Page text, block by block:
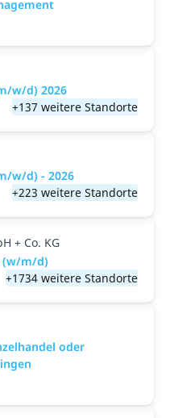
w/d) 2026
+137 weitere Standorte
w/d) - 2026
+223 weitere Standorte
+ Co. KG
(w/m/d)
+1734 weitere Standorte
oder